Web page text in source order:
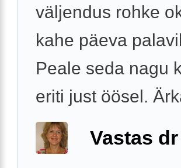
väljendus rohke
kahe päeva
Peale seda nagu
eriti just öösel.
Vastas